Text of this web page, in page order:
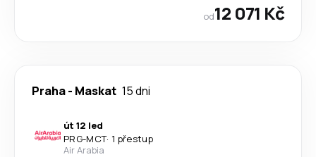
od12 071 Kč
Praha- Maskat 15 dni
út 12 led
PRG-MCT· 1 přestup
Air Arabia